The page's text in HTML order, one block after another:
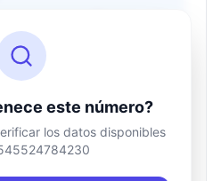
este número?
los datos disponibles